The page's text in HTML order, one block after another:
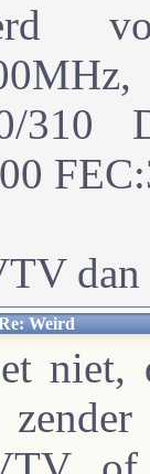
310
Weird
niet,